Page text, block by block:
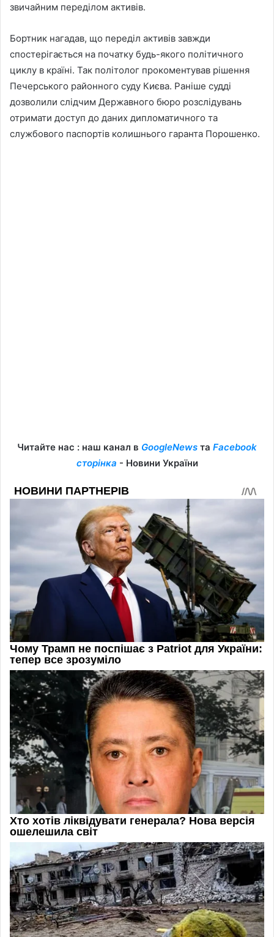
звичайним переділом активів.
Бортник нагадав, що переділ активів завжди
спостерігається на початку будь-якого політичного
циклу в країні. Так політолог прокоментував рішення
Печерського районного суду Києва. Раніше судді
дозволили слідчим Державного бюро розслідувань
отримати доступ до даних дипломатичного та
службового паспортів колишнього гаранта Порошенко.
Читайте нас : наш канал в GoogleNews та Facebook
сторінка - Новини України